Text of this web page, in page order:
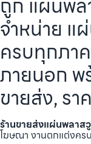
จำหน่าย แ
ครบทุกภา
ภายนอก
ขายส่ง, ร
ร้านขายส่งแผ่นพลาส
โฆษณา งานตกแต่งคร